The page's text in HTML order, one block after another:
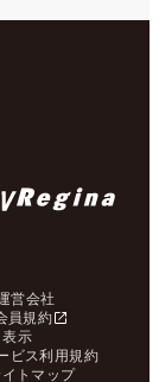
営会社
員規約
示
ビス利用規約
トマップ